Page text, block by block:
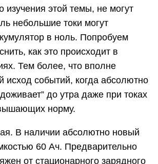
изучения этой темы, не могут
небольшие токи могут
в ноль. Попробуем
как это происходит в
Тем более, что вполне
исход событий, когда абсолютно
до утра даже при токах
норму.
В наличии абсолютно новый
60 Ач. Предварительно
от стационарного зарядного